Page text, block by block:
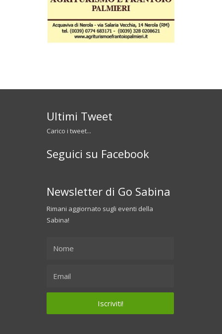
Ultimi Tweet
Carico i tweet...
Seguici su Facebook
Newsletter di Go Sabina
Rimani aggiornato sugli eventi della
Sabina!